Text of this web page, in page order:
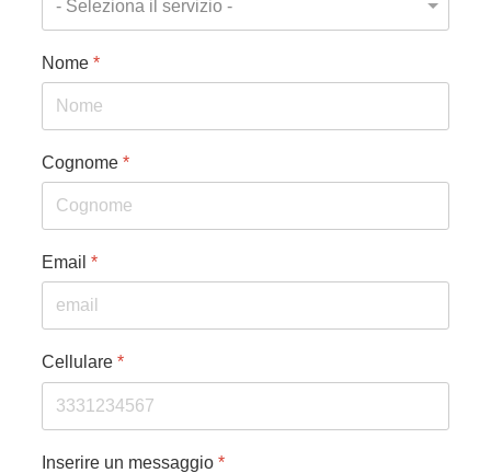
Nome *
Cognome *
Email *
Cellulare *
Inserire un messaggio *